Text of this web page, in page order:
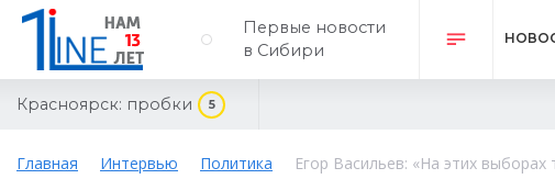
Первые новости
в Сибири
Красноярск: пробки 5
Главная Интервью Политика Егор Васильев: «На этих